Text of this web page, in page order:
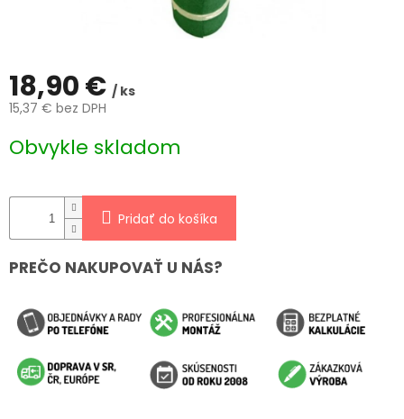
Prihlásenie
18,90 € / ks
15,37 € bez DPH
cena:
Obvykle skladom
Pridať do košíka
PREČO NAKUPOVAŤ U NÁS?